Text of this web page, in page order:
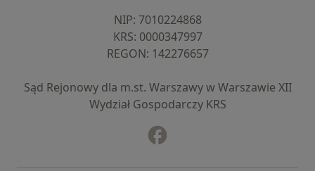
NIP: ⁠7010224868
KRS: ⁠0000347997
REGON: ⁠142276657
Sąd Rejonowy dla m.st. Warszawy w Warszawie XII
Wydział Gospodarczy KRS